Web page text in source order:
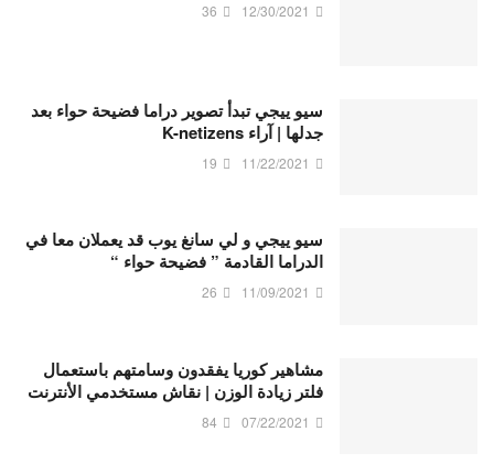
12/30/2021
36
سيو ييجي تبدأ تصوير دراما فضيحة حواء بعد
جدلها | آراء K-netizens
11/22/2021
19
سيو ييجي و لي سانغ يوب قد يعملان معا في
الدراما القادمة ” فضيحة حواء “
11/09/2021
26
مشاهير كوريا يفقدون وسامتهم باستعمال
فلتر زيادة الوزن | نقاش مستخدمي الأنترنت
07/22/2021
84